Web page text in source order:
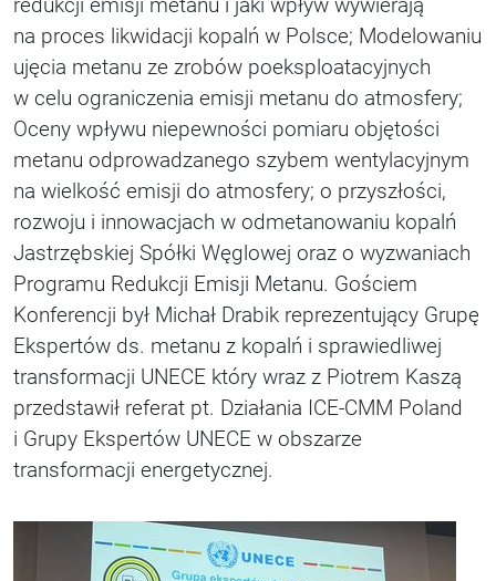
redukcji emisji metanu i jaki wpływ wywierają
na proces likwidacji kopalń w Polsce; Modelowaniu
ujęcia metanu ze zrobów poeksploatacyjnych
w celu ograniczenia emisji metanu do atmosfery;
Oceny wpływu niepewności pomiaru objętości
metanu odprowadzanego szybem wentylacyjnym
na wielkość emisji do atmosfery; o przyszłości,
rozwoju i innowacjach w odmetanowaniu kopalń
Jastrzębskiej Spółki Węglowej oraz o wyzwaniach
Programu Redukcji Emisji Metanu. Gościem
Konferencji był Michał Drabik reprezentujący Grupę
Ekspertów ds. metanu z kopalń i sprawiedliwej
transformacji UNECE który wraz z Piotrem Kaszą
przedstawił referat pt. Działania ICE-CMM Poland
i Grupy Ekspertów UNECE w obszarze
transformacji energetycznej.